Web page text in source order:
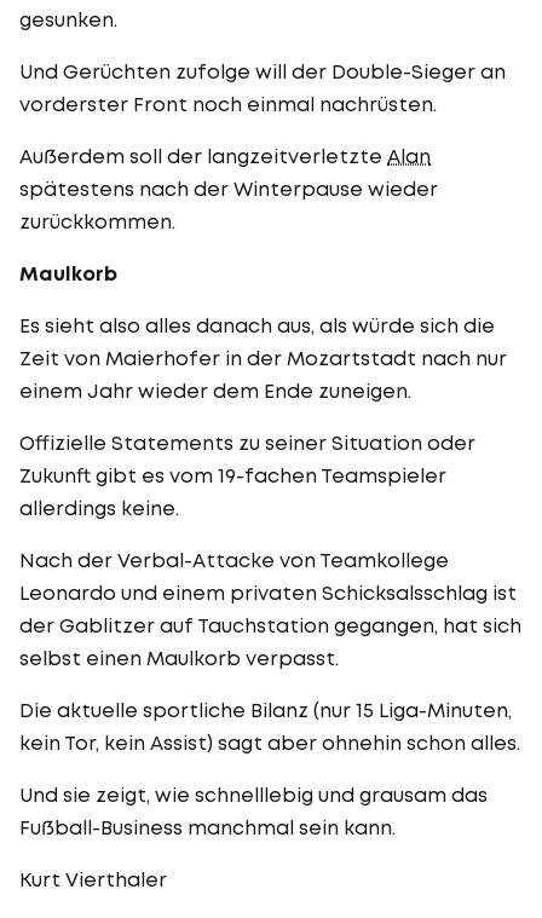
gesunken.
Und Gerüchten zufolge will der Double-Sieger an
vorderster Front noch einmal nachrüsten.
Außerdem soll der langzeitverletzte Alan
spätestens nach der Winterpause wieder
zurückkommen.
Maulkorb
Es sieht also alles danach aus, als würde sich die
Zeit von Maierhofer in der Mozartstadt nach nur
einem Jahr wieder dem Ende zuneigen.
Offizielle Statements zu seiner Situation oder
Zukunft gibt es vom 19-fachen Teamspieler
allerdings keine.
Nach der Verbal-Attacke von Teamkollege
Leonardo und einem privaten Schicksalsschlag ist
der Gablitzer auf Tauchstation gegangen, hat sich
selbst einen Maulkorb verpasst.
Die aktuelle sportliche Bilanz (nur 15 Liga-Minuten,
kein Tor, kein Assist) sagt aber ohnehin schon alles.
Und sie zeigt, wie schnelllebig und grausam das
Fußball-Business manchmal sein kann.
Kurt Vierthaler